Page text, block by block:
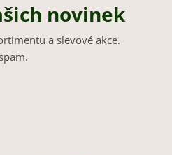
novinek
a slevové akce.